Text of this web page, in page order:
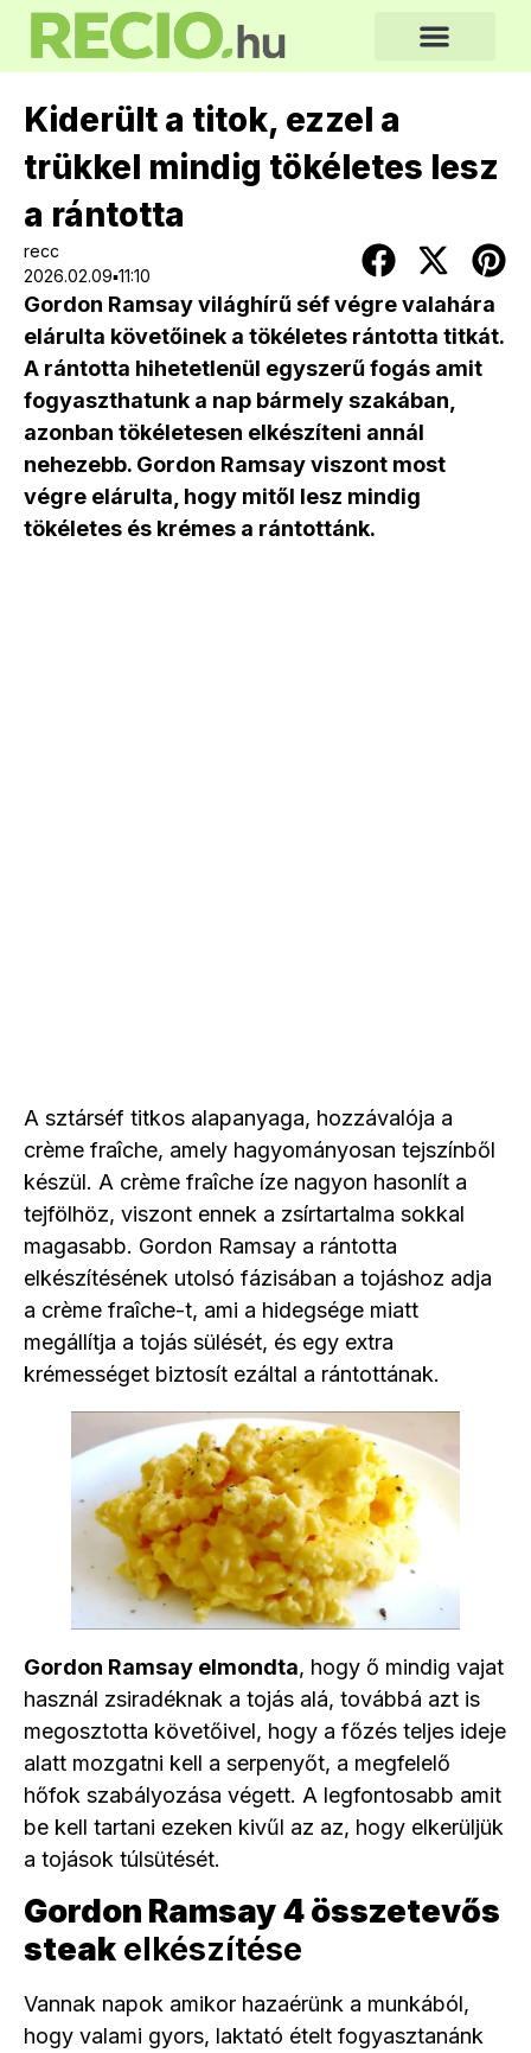
Kiderült a titok, ezzel a
trükkel mindig tökéletes lesz
a rántotta
recc
2026.02.09▪11:10
Gordon Ramsay világhírű séf végre valahára
elárulta követőinek a tökéletes rántotta titkát.
A rántotta hihetetlenül egyszerű fogás amit
fogyaszthatunk a nap bármely szakában,
azonban tökéletesen elkészíteni annál
nehezebb. Gordon Ramsay viszont most
végre elárulta, hogy mitől lesz mindig
tökéletes és krémes a rántottánk.
A sztárséf titkos alapanyaga, hozzávalója a
crème fraîche, amely hagyományosan tejszínből
készül. A crème fraîche íze nagyon hasonlít a
tejfölhöz, viszont ennek a zsírtartalma sokkal
magasabb. Gordon Ramsay a rántotta
elkészítésének utolsó fázisában a tojáshoz adja
a crème fraîche-t, ami a hidegsége miatt
megállítja a tojás sülését, és egy extra
krémességet biztosít ezáltal a rántottának.
Gordon Ramsay elmondta, hogy ő mindig vajat
használ zsiradéknak a tojás alá, továbbá azt is
megosztotta követőivel, hogy a főzés teljes ideje
alatt mozgatni kell a serpenyőt, a megfelelő
hőfok szabályozása végett. A legfontosabb amit
be kell tartani ezeken kivűl az az, hogy elkerüljük
a tojások túlsütését.
Gordon Ramsay 4 összetevős
steak elkészítése
Vannak napok amikor hazaérünk a munkából,
hogy valami gyors, laktató ételt fogyasztanánk